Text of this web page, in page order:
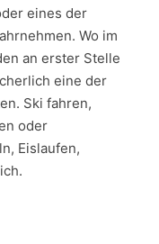
eines der
Wo im
an erster Stelle
eine der
Ski fahren,
oder
Eislaufen,